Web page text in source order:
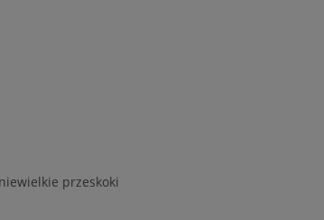
przeskoki